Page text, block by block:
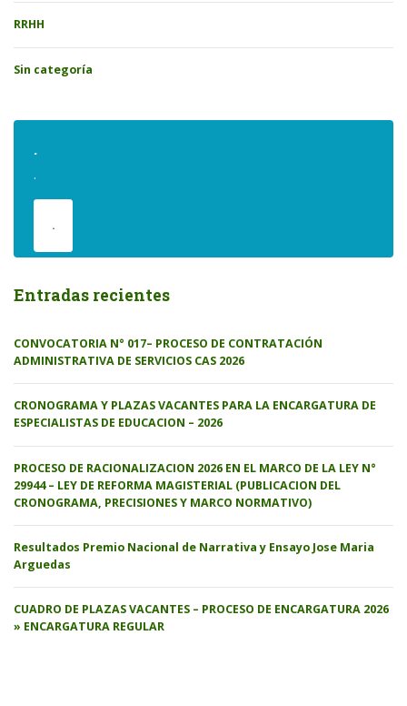
RRHH
Sin categoría
.
.
.
Entradas recientes
CONVOCATORIA N° 017– PROCESO DE CONTRATACIÓN
ADMINISTRATIVA DE SERVICIOS CAS 2026
CRONOGRAMA Y PLAZAS VACANTES PARA LA ENCARGATURA DE
ESPECIALISTAS DE EDUCACION – 2026
PROCESO DE RACIONALIZACION 2026 EN EL MARCO DE LA LEY N°
29944 – LEY DE REFORMA MAGISTERIAL (PUBLICACION DEL
CRONOGRAMA, PRECISIONES Y MARCO NORMATIVO)
Resultados Premio Nacional de Narrativa y Ensayo Jose Maria
Arguedas
CUADRO DE PLAZAS VACANTES – PROCESO DE ENCARGATURA 2026
» ENCARGATURA REGULAR